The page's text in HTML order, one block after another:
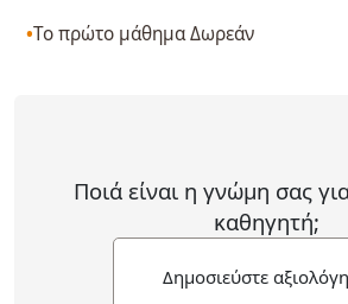
Το πρώτο μάθημα Δωρεάν
Ποιά είναι η γνώμη σας
καθηγητή;
Δημοσιεύστε